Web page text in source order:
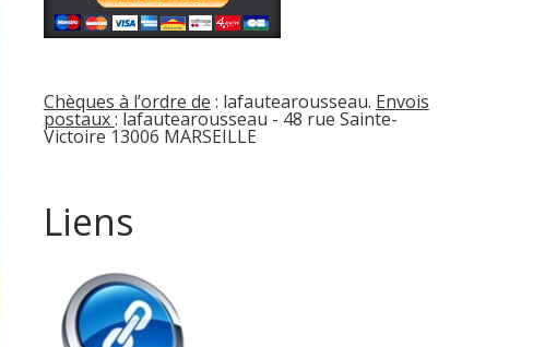
Chèques à l’ordre de : lafautearousseau. Envois
postaux: lafautearousseau - 48 rue Sainte-
Victoire 13006 MARSEILLE
Liens